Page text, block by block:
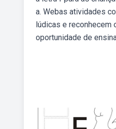
a. Webas atividades
lúdicas e reconhecem
oportunidade de